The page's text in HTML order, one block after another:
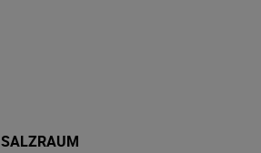
SALZRAUM